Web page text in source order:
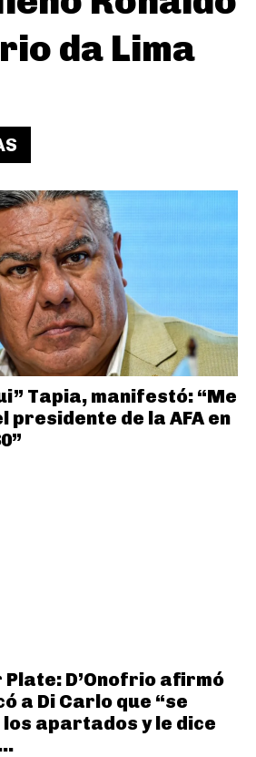
da Lima
Tapia, manifestó: “Me
de la AFA en
Plate: D’Onofrio afirmó
a Di Carlo que “se
los apartados y le dice